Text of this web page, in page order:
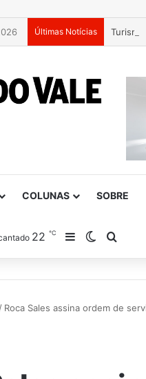
Últimas Notícias
COLUNAS SOBRE
22℃ Barra Lateral
Switch
/ Roca Sales assina ordem de